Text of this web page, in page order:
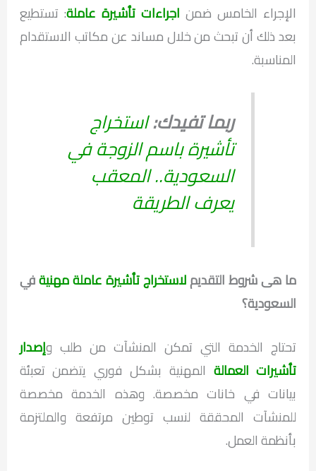
الإجراء الخامس ضمن اجراءات تأشيرة عاملة: تستطيع
بعد ذلك أن تبحث من خلال مساند عن مكاتب الاستقدام
المناسبة.
ربما تفيدك:استخراج
تأشيرة باسم الزوجة في
السعودية.. المعقب
يعرف الطريقة
ما هى شروط التقديملاستخراج تأشيرة عاملة مهنيةفي
السعودية؟
تحتاج الخدمة التي تمكن المنشآت من طلب وإصدار
تأشيرات العمالة المهنية بشكل فوري يتضمن تعبئة
بيانات في خانات مخصصة. وهذه الخدمة مخصصة
للمنشآت المحققة لنسب توطين مرتفعة والملتزمة
بأنظمة العمل.